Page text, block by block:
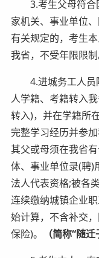
3.考生父母符合
家机关、事业单位
有关规定的，考生
我省，不受年限限
4.进城务工人员
人学籍、考籍转入
转入)，并在学籍所
完整学习经历并参
其父或母须在我省
体、事业单位录(聘)
法人代表资格;被各
连续缴纳城镇企业
始计算，不含补交
保险)。
（简称“随迁